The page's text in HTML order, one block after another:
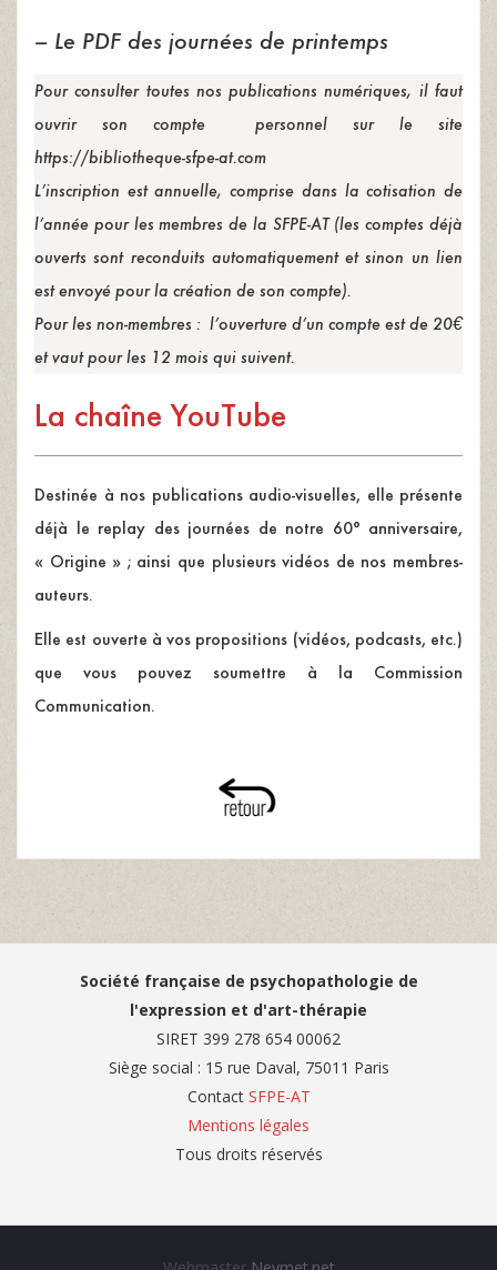
– Le PDF des journées de printemps
Pour consulter toutes nos publications numériques, il faut
ouvrir son compte personnel sur le site
https://bibliotheque-sfpe-at.com
L’inscription est annuelle, comprise dans la cotisation de
l’année pour les membres de la SFPE-AT (les comptes déjà
ouverts sont reconduits automatiquement et sinon un lien
est envoyé pour la création de son compte).
Pour les non-membres : l’ouverture d’un compte est de 20€
et vaut pour les 12 mois qui suivent.
La chaîne YouTube
Destinée à nos publications audio-visuelles, elle présente
déjà le replay des journées de notre 60° anniversaire,
« Origine » ; ainsi que plusieurs vidéos de nos membres-
auteurs.
Elle est ouverte à vos propositions (vidéos, podcasts, etc.)
que vous pouvez soumettre à la Commission
Communication.
Société française de psychopathologie de
l'expression et d'art-thérapie
SIRET 399 278 654 00062
Siège social : 15 rue Daval, 75011 Paris
Contact SFPE-AT
Mentions légales
Tous droits réservés